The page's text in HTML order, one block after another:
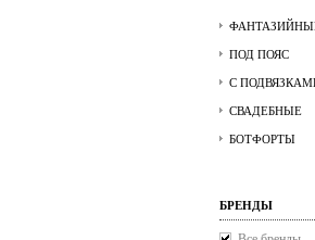
ПОД ПОЯС
С
СВАДЕБНЫЕ
БОТФОРТЫ
БРЕНДЫ